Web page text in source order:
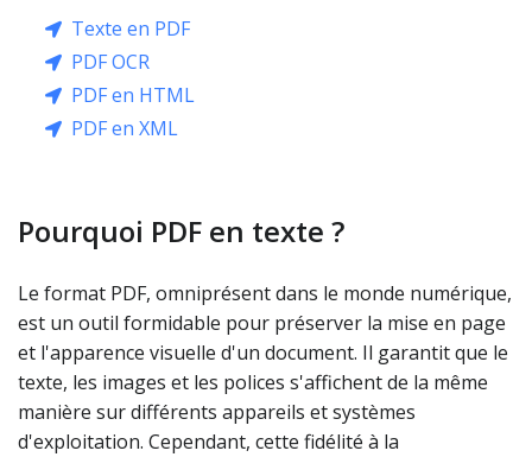
Texte en PDF
PDF OCR
PDF en HTML
PDF en XML
Pourquoi PDF en texte ?
Le format PDF, omniprésent dans le monde numérique,
est un outil formidable pour préserver la mise en page
et l'apparence visuelle d'un document. Il garantit que le
texte, les images et les polices s'affichent de la même
manière sur différents appareils et systèmes
d'exploitation. Cependant, cette fidélité à la